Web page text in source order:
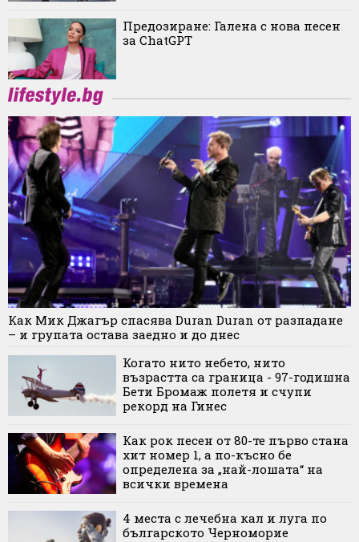
Предозиране: Галена с нова песен
за ChatGPT
Как Мик Джагър спасява Duran Duran от разпадане
– и групата остава заедно и до днес
Когато нито небето, нито
възрастта са граница - 97-годишна
Бети Бромаж полетя и счупи
рекорд на Гинес
Как рок песен от 80-те първо стана
хит номер 1, а по-късно бе
определена за „най-лошата“ на
всички времена
4 места с лечебна кал и луга по
българското Черноморие